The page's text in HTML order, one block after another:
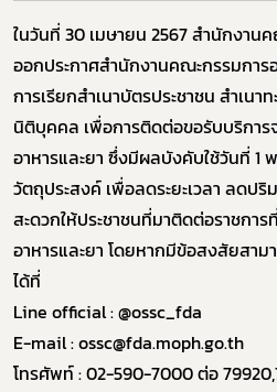
ในวันที่ 30 เมษายน 2567 สำนักงาน
ออกประกาศสำนักงานคณะกรรมการ
การเรียกสำเนาบัตรประชาชน สำเน
นิติบุคคล เพื่อการติดต่อขอรับบริกา
อาหารและยา ซึ่งมีผลบังคับใช้วันที่ 1
วัตถุประสงค์ เพื่อลดระยะเวลา ลดป
สะดวกให้ประชาชนที่มาติดต่อราชกา
อาหารและยา โดยหากมีข้อสงสัยสา
ได้ที่
Line official : @ossc_fda
E-mail : ossc@fda.moph.go.th
โทรศัพท์ : 02-590-7000 ต่อ
เลือกหัวข้อที่ท่านต้องก